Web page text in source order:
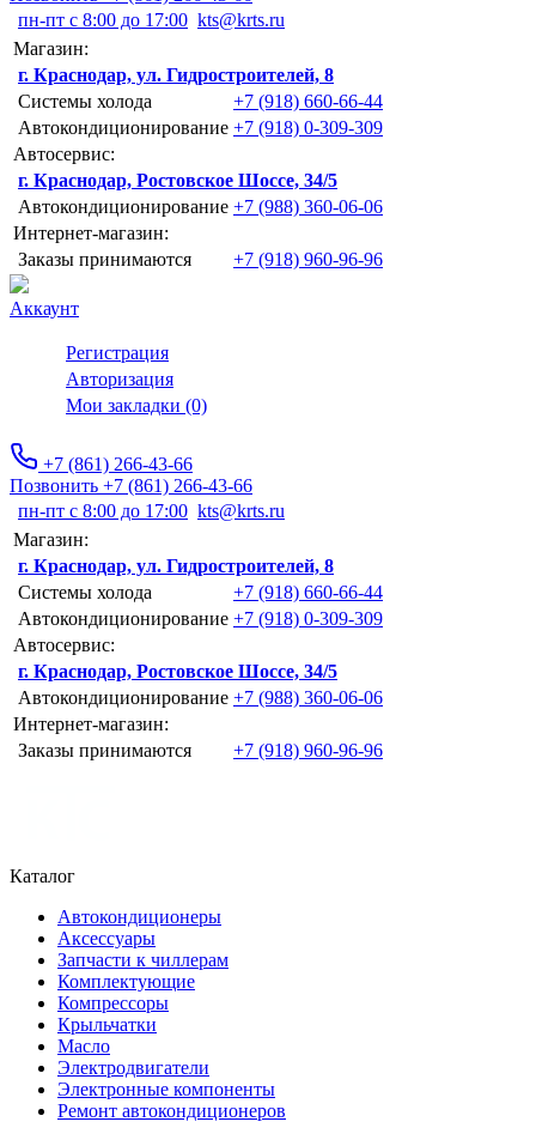
пн-пт с 8:00 до 17:00 kts@krts.ru
Магазин:
г. Краснодар, ул. Гидростроителей, 8
Системы холода
+7 (918) 660-66-44
Автокондиционирование +7 (918) 0-309-309
Автосервис:
г. Краснодар, Ростовское Шоссе, 34/5
Автокондиционирование +7 (988) 360-06-06
Интернет-магазин:
Заказы принимаются
+7 (918) 960-96-96
Аккаунт
Регистрация
Авторизация
Мои закладки (0)
+7 (861) 266-43-66
Позвонить +7 (861) 266-43-66
пн-пт с 8:00 до 17:00 kts@krts.ru
Магазин:
г. Краснодар, ул. Гидростроителей, 8
Системы холода
+7 (918) 660-66-44
Автокондиционирование +7 (918) 0-309-309
Автосервис:
г. Краснодар, Ростовское Шоссе, 34/5
Автокондиционирование +7 (988) 360-06-06
Интернет-магазин:
Заказы принимаются
+7 (918) 960-96-96
Каталог
Автокондиционеры
Аксессуары
Запчасти к чиллерам
Комплектующие
Компрессоры
Крыльчатки
Масло
Электродвигатели
Электронные компоненты
Ремонт автокондиционеров